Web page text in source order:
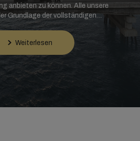
anbieten zu können. Alle unsere
Grundlage der vollständigen
gemäß ICC A) bereitgestellt.
Verfügbarkeit
Weiterlesen